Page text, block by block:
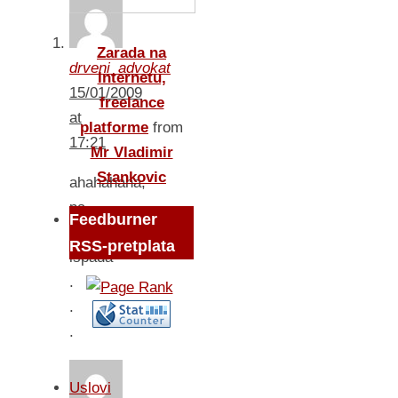
drveni_advokat
15/01/2009
at
17:21
ahahahaha,
pa
ispada
.
.
.
Zarada na
Internetu,
freelance
platforme from
Mr Vladimir
Stankovic
Feedburner
RSS-pretplata
Uslovi